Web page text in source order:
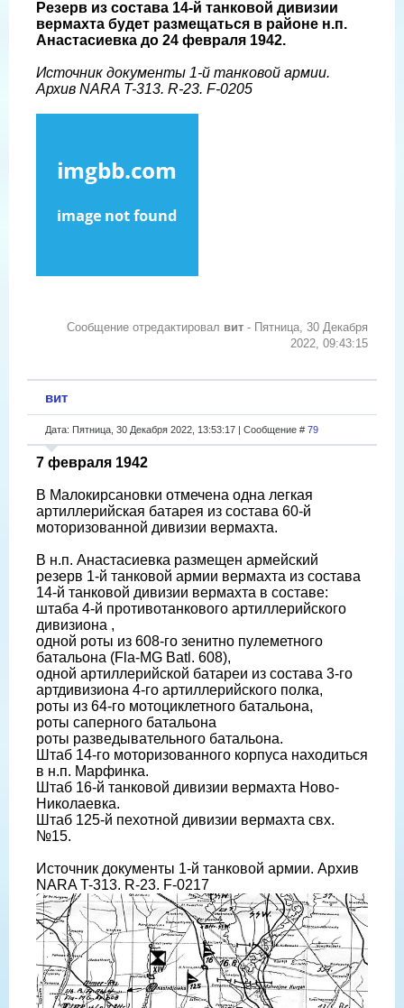
Резерв из состава 14-й танковой дивизии
вермахта будет размещаться в районе н.п.
Анастасиевка до 24 февраля 1942.
Источник документы 1-й танковой армии.
Архив NARA T-313. R-23. F-0205
Сообщение отредактировал вит - Пятница, 30 Декабря
2022, 09:43:15
вит
Дата: Пятница, 30 Декабря 2022, 13:53:17 | Сообщение # 79
7 февраля 1942
В Малокирсановки отмечена одна легкая
артиллерийская батарея из состава 60-й
моторизованной дивизии вермахта.
В н.п. Анастасиевка размещен армейский
резерв 1-й танковой армии вермахта из состава
14-й танковой дивизии вермахта в составе:
штаба 4-й противотанкового артиллерийского
дивизиона ,
одной роты из 608-го зенитно пулеметного
батальона (Fla-MG Batl. 608),
одной артиллерийской батареи из состава 3-го
артдивизиона 4-го артиллерийского полка,
роты из 64-го мотоциклетного батальона,
роты саперного батальона
роты разведывательного батальона.
Штаб 14-го моторизованного корпуса находиться
в н.п. Марфинка.
Штаб 16-й танковой дивизии вермахта Ново-
Николаевка.
Штаб 125-й пехотной дивизии вермахта свх.
№15.
Источник документы 1-й танковой армии. Архив
NARA T-313. R-23. F-0217